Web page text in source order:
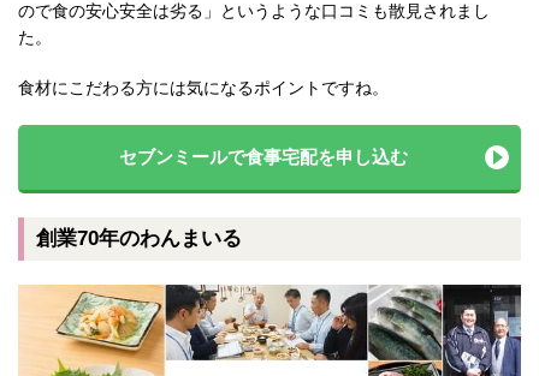
ので食の安心安全は劣る」というような口コミも散見されまし
た。
食材にこだわる方には気になるポイントですね。
セブンミールで食事宅配を申し込む
創業70年のわんまいる